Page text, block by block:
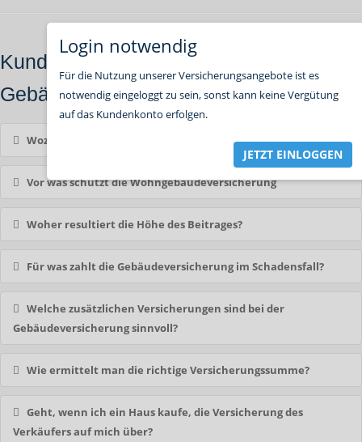
Kundenfragen und -antworten zur
Gebäudeversicherung:
Wozu dient die Gebäudeversicherung?
Vor was schützt die Wohngebäudeversicherung
Woher resultiert die Höhe des Beitrages?
Für was zahlt die Gebäudeversicherung im Schadensfall?
Welche zusätzlichen Versicherungen sind bei der
Gebäudeversicherung sinnvoll?
Wie ermittelt man die richtige Versicherungssumme?
Geht, wenn ich ein Haus kaufe, die Versicherung des
Verkäufers auf mich über?
Login notwendig
Für die Nutzung unserer Versicherungsangebote ist es
notwendig eingeloggt zu sein, sonst kann keine Vergütung
auf das Kundenkonto erfolgen.
JETZT EINLOGGEN